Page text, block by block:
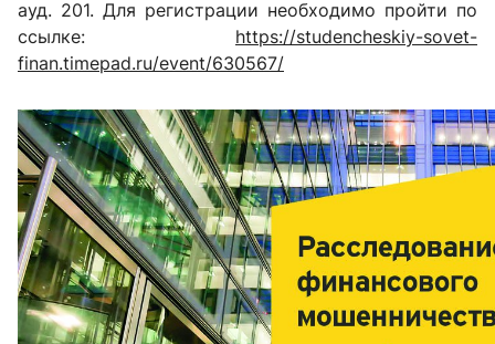
ауд. 201. Для регистрации необходимо пройти по
ссылке: https://studencheskiy-sovet-
finan.timepad.ru/event/630567/